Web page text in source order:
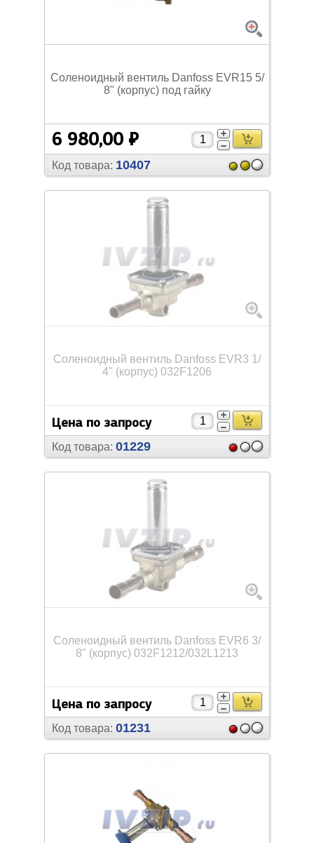
Соленоидный вентиль Danfoss EVR15 5/
8" (корпус) под гайку
6 980,00 ₽
Код товара: 10407
Соленоидный вентиль Danfoss EVR3 1/
4" (корпус) 032F1206
Цена по запросу
Код товара: 01229
Соленоидный вентиль Danfoss EVR6 3/
8" (корпус) 032F1212/032L1213
Цена по запросу
Код товара: 01231